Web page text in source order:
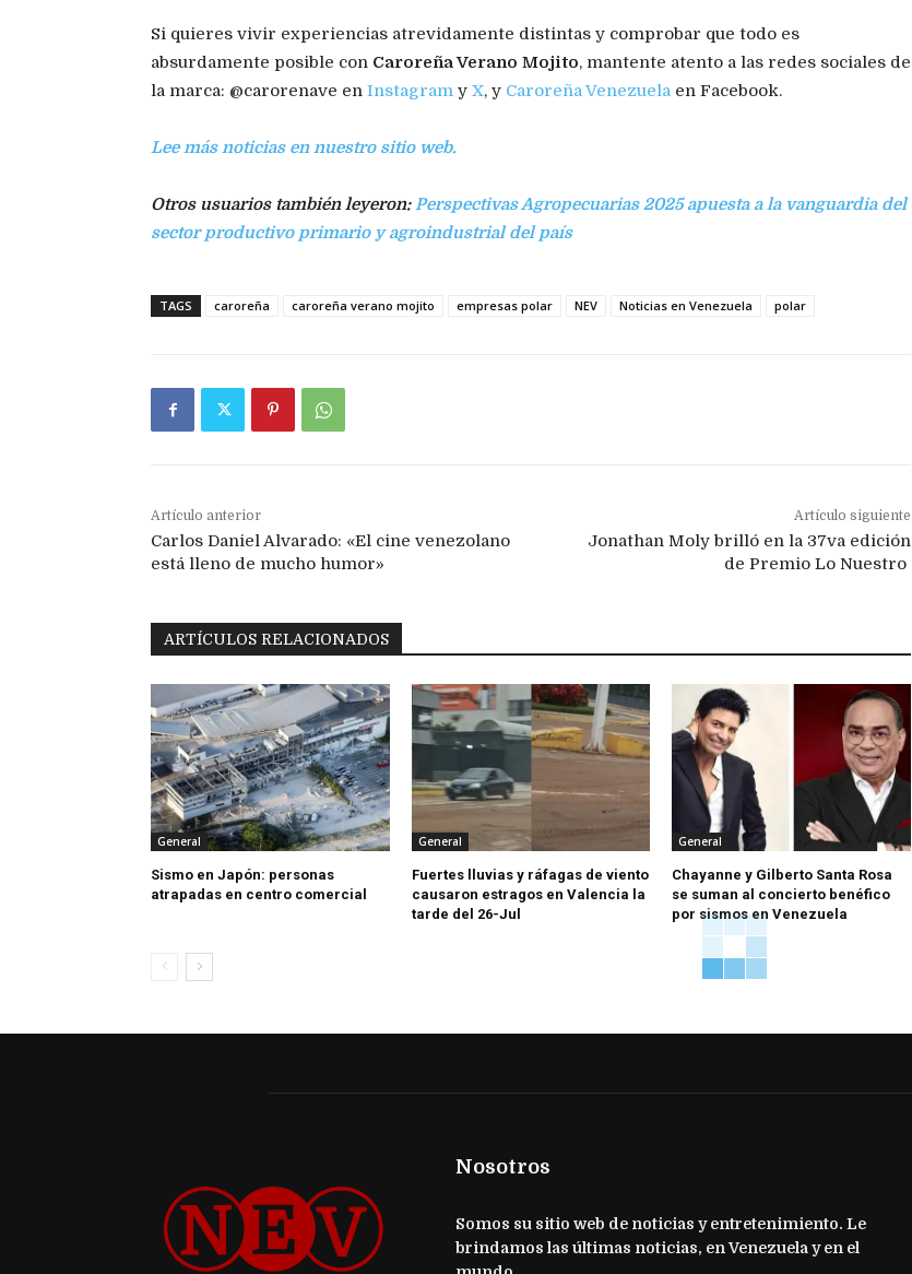
Si quieres vivir experiencias atrevidamente distintas y comprobar que todo es
absurdamente posible con Caroreña Verano Mojito, mantente atento a las redes sociales de
la marca: @carorenave en Instagram y X, y Caroreña Venezuela en Facebook.
Lee más noticias en nuestro sitio web.
Otros usuarios también leyeron:Perspectivas Agropecuarias 2025 apuesta a la vanguardia del
sector productivo primario y agroindustrial del país
TAGS caroreña caroreña verano mojito empresas polar NEV Noticias en Venezuela polar
Artículo anterior
Carlos Daniel Alvarado: «El cine venezolano
está lleno de mucho humor»
Artículo siguiente
Jonathan Moly brilló en la 37va edición
de Premio Lo Nuestro
ARTÍCULOS RELACIONADOS
General
Sismo en Japón: personas
atrapadas en centro comercial
General
Fuertes lluvias y ráfagas de viento
causaron estragos en Valencia la
tarde del 26-Jul
General
Chayanne y Gilberto Santa Rosa
se suman al concierto benéfico
por sismos en Venezuela
Nosotros
Somos su sitio web de noticias y entretenimiento. Le
brindamos las últimas noticias, en Venezuela y en el